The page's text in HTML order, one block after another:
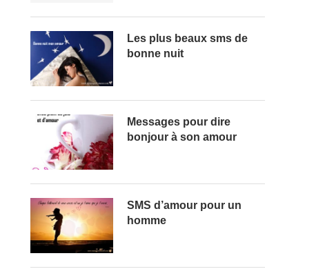
Les plus beaux sms de
bonne nuit
Messages pour dire
bonjour à son amour
SMS d’amour pour un
homme